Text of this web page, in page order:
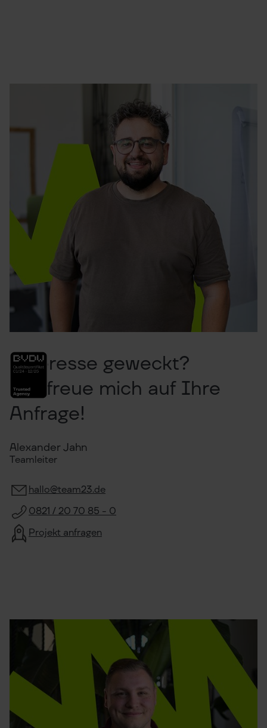
Interesse geweckt?
Ich freue mich auf Ihre
Anfrage!
Alexander Jahn
Teamleiter
hallo@team23.de
0821 / 20 70 85 - 0
Projekt anfragen